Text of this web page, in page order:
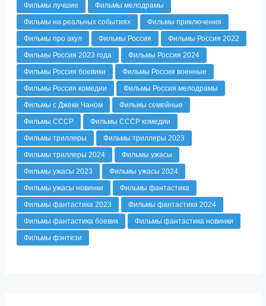
Фильмы лучшие
Фильмы мелодрамы
Фильмы на реальных событиях
Фильмы приключения
Фильмы про акул
Фильмы Россия
Фильмы Россия 2022
Фильмы Россия 2023 года
Фильмы Россия 2024
Фильмы Россия боевики
Фильмы Россия военные
Фильмы Россия комедии
Фильмы Россия мелодрамы
Фильмы с Джеки Чаном
Фильмы семейные
Фильмы СССР
Фильмы СССР комедии
Фильмы триллеры
Фильмы триллеры 2023
Фильмы триллеры 2024
Фильмы ужасы
Фильмы ужасы 2023
Фильмы ужасы 2024
Фильмы ужасы новинки
Фильмы фантастика
Фильмы фантастика 2023
Фильмы фантастика 2024
Фильмы фантастика боевик
Фильмы фантастика новинки
Фильмы фэнтези